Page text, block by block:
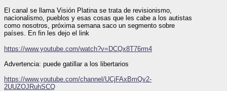
El canal se llama Visión Platina se trata de revisionismo,
nacionalismo, pueblos y esas cosas que les cabe a los autistas
como nosotros, próxima semana saco un segmento sobre
países. En fin les dejo el link
https://www.youtube.com/watch?v=DCQx8T76rm4
Advertencia: puede gatillar a los libertarios
https://www.youtube.com/channel/UCjFAxBmQv2-
2UUZOJRuhSCQ